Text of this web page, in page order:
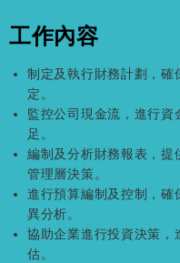
工作內容
制定及執行財務計劃，確
定。
監控公司現金流，進行
足。
編制及分析財務報表，提
管理層決策。
進行預算編制及控制，確
異分析。
協助企業進行投資決策，
估。